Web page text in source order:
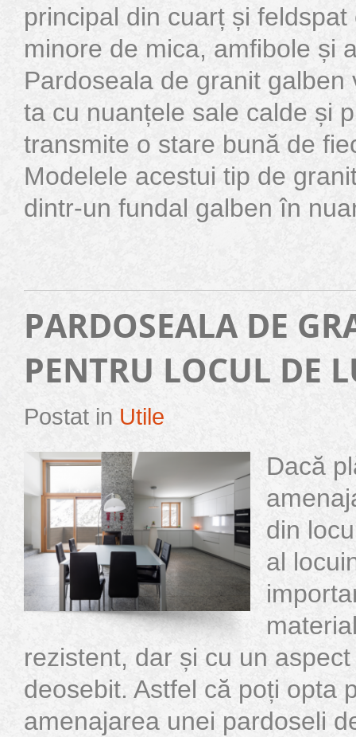
principal din cuarț și feldspat
minore de mica, amfibole și
Pardoseala de granit galben
ta cu nuanțele sale calde și
transmite o stare bună de
Modelele acestui tip de
dintr-un fundal galben în
PARDOSEALA DE
PENTRU LOCUL DE
Postat in Utile
Dacă
din
al
rezistent, dar și cu un
deosebit. Astfel că poți opta
amenajarea unei pardoseli